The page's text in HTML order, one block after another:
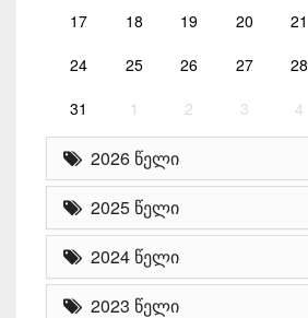
17 18 19 20 21
24 25 26 27 28
31 1 2 3 4
2026 წელი
2025 წელი
2024 წელი
2023 წელი